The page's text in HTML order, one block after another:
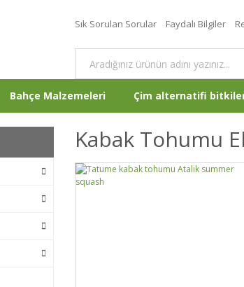
Sık Sorulan Sorular Faydalı Bilgiler
Bahçe Malzemeleri Çim alternatifi
Kabak Tohumu